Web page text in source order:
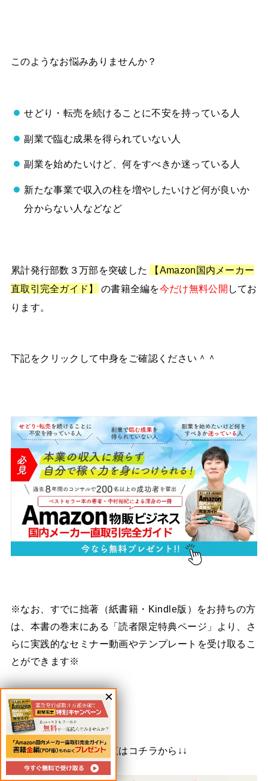
このようなお悩みありませんか？
せどり・転売を続けることに不安を持っている人
副業で臨む成果を得られていない人
副業を始めたいけど、何をすべきか迷っている人
新たな事業で収入の柱を増やしたいけど何が良いか
分からない人などなど
累計発行部数３万部を突破した
【Amazon国内メーカー
直取引完全ガイド】
の書籍全編を今だけ無料公開 してお
ります。
下記をクリックして中身をご確認ください＾＾
※なお、すでに拙著（紙書籍・Kindle版）をお持ちの方
は、本書の巻末にある「読者限定特典ページ」より、さ
らに実践的なセミナー動画やテンプレートを受け取るこ
とができます※
弊社が出版した書籍一覧はコチラから↓↓